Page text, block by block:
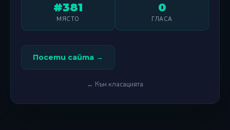
#381
МЯСТО
0
ГЛАСА
Посети сайта →
← Към класацията